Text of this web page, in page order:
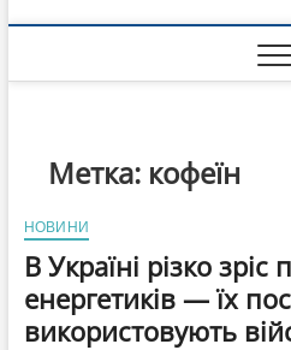
Метка: кофеїн
НОВИНИ
В Україні різко зріс
енергетиків — їх
використовують